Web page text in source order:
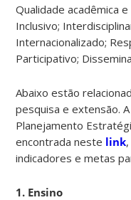
Qualidade acadêmica
Inclusivo;
Internacionalizado;
Participativo;
Abaixo estão
pesquisa e extensão.
Planejamento
encontrada neste link
indicadores e metas
1. Ensino